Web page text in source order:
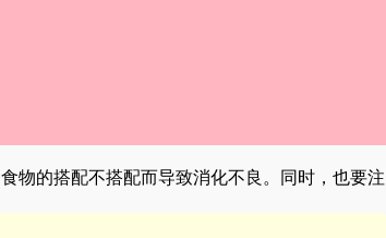
物的搭配不搭配而导致消化不良。同时，也要注